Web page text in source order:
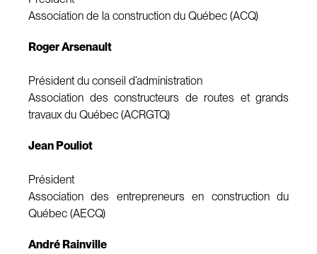
Association de la construction du Québec (ACQ)
Roger Arsenault
Président du conseil d’administration
Association des constructeurs de routes et grands
travaux du Québec (ACRGTQ)
Jean Pouliot
Président
Association des entrepreneurs en construction du
Québec (AECQ)
André Rainville